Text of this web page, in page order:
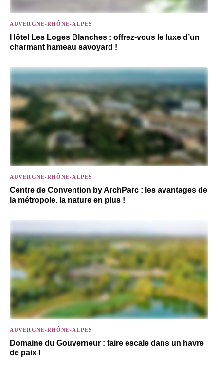
AUVERGNE-RHÔNE-ALPES
Hôtel Les Loges Blanches : offrez-vous le luxe d’un
charmant hameau savoyard !
AUVERGNE-RHÔNE-ALPES
Centre de Convention by ArchParc : les avantages de
la métropole, la nature en plus !
AUVERGNE-RHÔNE-ALPES
Domaine du Gouverneur : faire escale dans un havre
de paix !